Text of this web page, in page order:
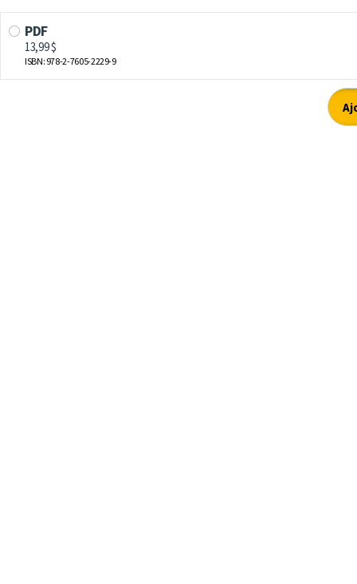
PDF
13,99 $
ISBN: 978-2-7605-2229-9